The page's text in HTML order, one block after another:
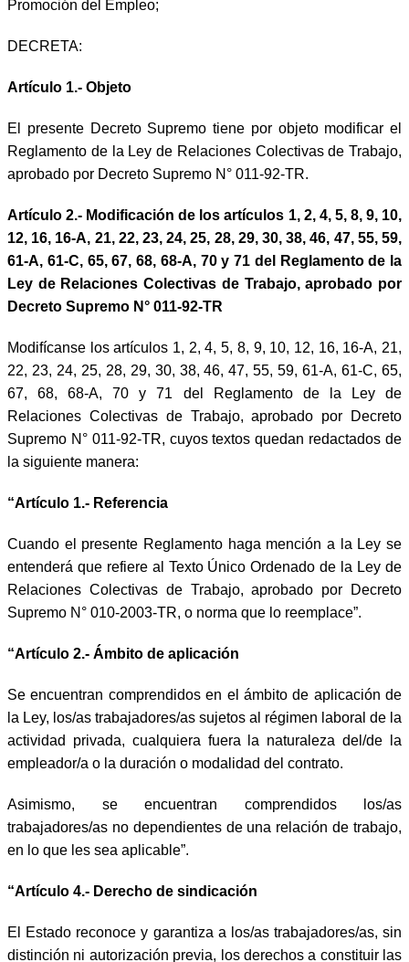
Promoción del Empleo;
DECRETA:
Artículo 1.- Objeto
El presente Decreto Supremo tiene por objeto modificar el
Reglamento de la Ley de Relaciones Colectivas de Trabajo,
aprobado por Decreto Supremo N° 011-92-TR.
Artículo 2.- Modificación de los artículos 1, 2, 4, 5, 8, 9, 10,
12, 16, 16-A, 21, 22, 23, 24, 25, 28, 29, 30, 38, 46, 47, 55, 59,
61-A, 61-C, 65, 67, 68, 68-A, 70 y 71 del Reglamento de la
Ley de Relaciones Colectivas de Trabajo, aprobado por
Decreto Supremo N° 011-92-TR
Modifícanse los artículos 1, 2, 4, 5, 8, 9, 10, 12, 16, 16-A, 21,
22, 23, 24, 25, 28, 29, 30, 38, 46, 47, 55, 59, 61-A, 61-C, 65,
67, 68, 68-A, 70 y 71 del Reglamento de la Ley de
Relaciones Colectivas de Trabajo, aprobado por Decreto
Supremo N° 011-92-TR, cuyos textos quedan redactados de
la siguiente manera:
“Artículo 1.- Referencia
Cuando el presente Reglamento haga mención a la Ley se
entenderá que refiere al Texto Único Ordenado de la Ley de
Relaciones Colectivas de Trabajo, aprobado por Decreto
Supremo N° 010-2003-TR, o norma que lo reemplace”.
“Artículo 2.- Ámbito de aplicación
Se encuentran comprendidos en el ámbito de aplicación de
la Ley, los/as trabajadores/as sujetos al régimen laboral de la
actividad privada, cualquiera fuera la naturaleza del/de la
empleador/a o la duración o modalidad del contrato.
Asimismo, se encuentran comprendidos los/as
trabajadores/as no dependientes de una relación de trabajo,
en lo que les sea aplicable”.
“Artículo 4.- Derecho de sindicación
El Estado reconoce y garantiza a los/as trabajadores/as, sin
distinción ni autorización previa, los derechos a constituir las